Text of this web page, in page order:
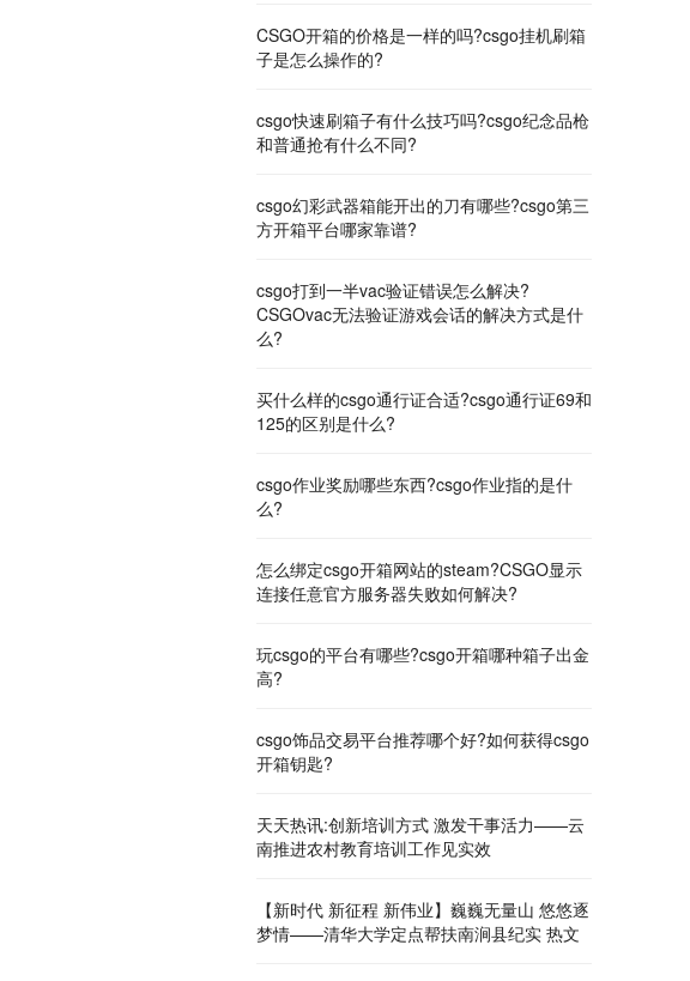
CSGO开箱的价格是一样的吗?csgo挂机刷箱
子是怎么操作的?
csgo快速刷箱子有什么技巧吗?csgo纪念品枪
和普通抢有什么不同?
csgo幻彩武器箱能开出的刀有哪些?csgo第三
方开箱平台哪家靠谱?
csgo打到一半vac验证错误怎么解决?
CSGOvac无法验证游戏会话的解决方式是什
么?
买什么样的csgo通行证合适?csgo通行证69和
125的区别是什么?
csgo作业奖励哪些东西?csgo作业指的是什
么?
怎么绑定csgo开箱网站的steam?CSGO显示
连接任意官方服务器失败如何解决?
玩csgo的平台有哪些?csgo开箱哪种箱子出金
高?
csgo饰品交易平台推荐哪个好?如何获得csgo
开箱钥匙?
天天热讯:创新培训方式 激发干事活力——云
南推进农村教育培训工作见实效
【新时代 新征程 新伟业】巍巍无量山 悠悠逐
梦情——清华大学定点帮扶南涧县纪实 热文